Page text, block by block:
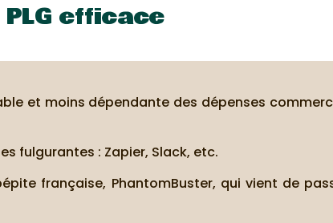
efficace
et moins dépendante des dépenses
fulgurantes : Zapier, Slack, etc.
française, PhantomBuster, qui vient de